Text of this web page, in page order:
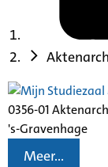
0356-01
's-Gravenhage
Meer...